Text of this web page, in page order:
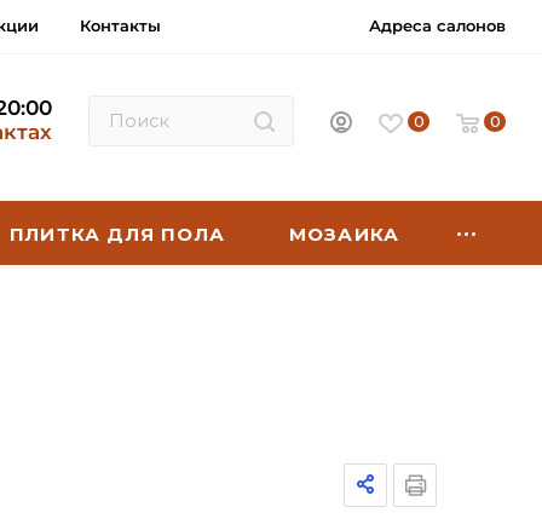
Контакты Адреса салонов
0 0
ПЛИТКА ДЛЯ ПОЛА МОЗАИКА